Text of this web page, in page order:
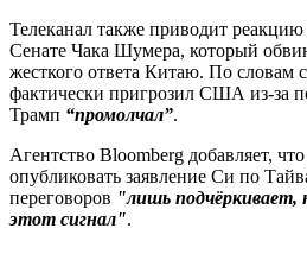
Телеканал также приводит реакцию
Сенате Чака Шумера, который
жесткого ответа Китаю. По словам
фактически пригрозил США из-за
Трамп “промолчал”.
Агентство Bloomberg добавляет,
опубликовать заявление Си по
переговоров "лишь подчёркивает,
этот сигнал".